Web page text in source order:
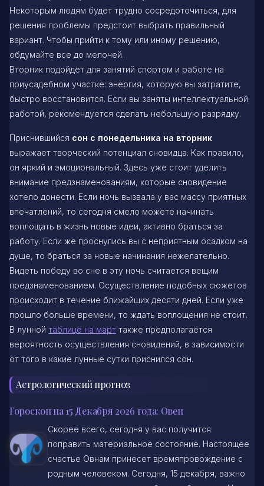
Некоторым людям будет трудно сосредоточиться, для
решения проблемы предстоит выбрать правильный
вариант. Чтобы прийти к тому или иному решению,
обдумайте все до мелочей.
Вторник подойдет для занятий спортом и работе на
приусадебном участке: энергия, которую вы затратите,
быстро восстановится. Если вы заняты интеллектуальной
работой, рекомендуется сделать небольшую разрядку.
Приснившийся сон с понедельника на вторник
выражает творческий потенциал сновидца. Как правило,
он яркий и эмоциональный. Здесь уже стоит уделить
внимание предзнаменованиям, которые сновидение
хотело донести. Если ночь вызвала у вас массу приятных
впечатлений, то сегодня смело можете начинать
воплощать в жизнь новые идеи, активно браться за
работу. Если же проснулись вы с неприятным осадком на
душе, то браться за новые начинания нежелательно.
Видеть победу во сне в эту ночь считается вещим
предзнаменованием. Осуществление подобных сюжетов
происходит в течение ближайших десяти дней. Если уже
прошло больше времени, то ждать воплощения не стоит.
В лунной таблице на март также предполагается
вероятность осуществления сновидений, в зависимости
от того в какие лунные сутки приснился сон.
Астрологический прогноз
Гороскоп на 15 Декабря 2026 года: Овен
Скорее всего, сегодня у вас получится
поправить материальное состояние. Настоящее
счастье Овнам принесет времяпровождение с
родным человеком. Сегодня, 15 декабря, важно